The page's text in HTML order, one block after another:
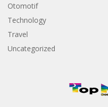
Otomotif
Technology
Travel
Uncategorized